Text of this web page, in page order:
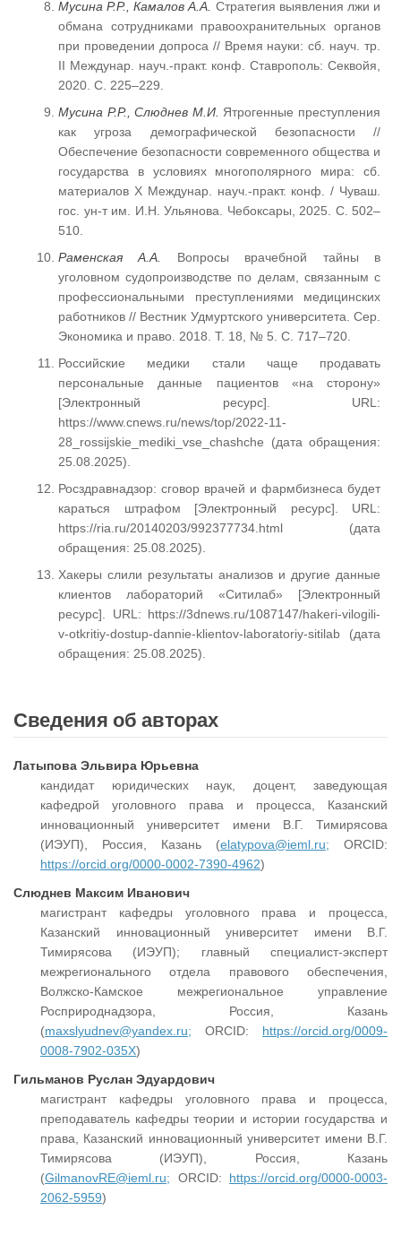
Мусина Р.Р., Камалов А.А. Стратегия выявления лжи и
обмана сотрудниками правоохранительных органов
при проведении допроса // Время науки: сб. науч. тр.
II Междунар. науч.-практ. конф. Ставрополь: Секвойя,
2020. С. 225–229.
Мусина Р.Р., Слюднев М.И. Ятрогенные преступления
как угроза демографической безопасности //
Обеспечение безопасности современного общества и
государства в условиях многополярного мира: сб.
материалов X Междунар. науч.-практ. конф. / Чуваш.
гос. ун-т им. И.Н. Ульянова. Чебоксары, 2025. С. 502–
510.
Раменская А.А.
Вопросы врачебной тайны в
уголовном судопроизводстве по делам, связанным с
профессиональными преступлениями медицинских
работников // Вестник Удмуртского университета. Сер.
Экономика и право. 2018. Т. 18, № 5. С. 717–720.
Российские медики стали чаще продавать
персональные данные пациентов «на сторону»
[Электронный ресурс]. URL:
https://www.cnews.ru/news/top/2022-11-
28_rossijskie_mediki_vse_chashche (дата обращения:
25.08.2025).
Росздравнадзор: сговор врачей и фармбизнеса будет
караться штрафом [Электронный ресурс]. URL:
https://ria.ru/20140203/992377734.html (дата
обращения: 25.08.2025).
Хакеры слили результаты анализов и другие данные
клиентов лабораторий «Ситилаб» [Электронный
ресурс]. URL: https://3dnews.ru/1087147/hakeri-vilogili-
v-otkritiy-dostup-dannie-klientov-laboratoriy-sitilab (дата
обращения: 25.08.2025).
Сведения об авторах
Латыпова Эльвира Юрьевна
кандидат юридических наук, доцент, заведующая
кафедрой уголовного права и процесса, Казанский
инновационный университет имени В.Г. Тимирясова
(ИЭУП), Россия, Казань (elatypova@ieml.ru; ORCID:
https://orcid.org/0000-0002-7390-4962)
Слюднев Максим Иванович
магистрант кафедры уголовного права и процесса,
Казанский инновационный университет имени В.Г.
Тимирясова (ИЭУП); главный специалист-эксперт
межрегионального отдела правового обеспечения,
Волжско-Камское межрегиональное управление
Росприроднадзора, Россия, Казань
(maxslyudnev@yandex.ru; ORCID: https://orcid.org/0009-
0008-7902-035Х)
Гильманов Руслан Эдуардович
магистрант кафедры уголовного права и процесса,
преподаватель кафедры теории и истории государства и
права, Казанский инновационный университет имени В.Г.
Тимирясова (ИЭУП), Россия, Казань
(GilmanovRE@ieml.ru; ORCID: https://orcid.org/0000-0003-
2062-5959)